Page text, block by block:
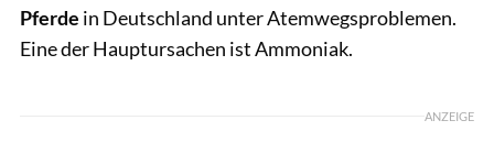
Pferde in Deutschland unter Atemwegsproblemen.
Eine der Hauptursachen ist Ammoniak.
ANZEIGE